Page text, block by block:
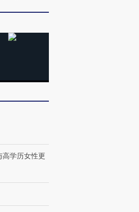
飞地休达
·第三对
住三大增长引擎是什么？
高学历女性更